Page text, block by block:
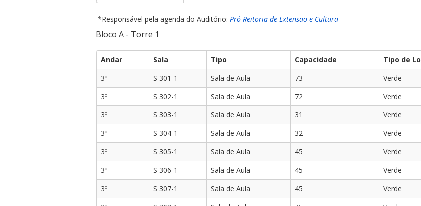
*Responsável pela agenda do Auditório: Pró-Reitoria de Extensão e Cultura
Bloco A - Torre 1
Andar Sala Tipo Capacidade Tipo de
3º
S 301-1 Sala de Aula 73 Verde
3º
S 302-1 Sala de Aula 72 Verde
3º
S 303-1 Sala de Aula 31 Verde
3º
S 304-1 Sala de Aula 32 Verde
3º
S 305-1 Sala de Aula 45 Verde
3º
S 306-1 Sala de Aula 45 Verde
3º
S 307-1 Sala de Aula 45 Verde